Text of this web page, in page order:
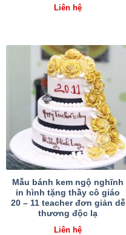
Liên hệ
Mẫu bánh kem ngộ nghĩnh
in hình tặng thầy cô giáo
20 – 11 teacher đơn giản dễ
thương độc lạ
Liên hệ